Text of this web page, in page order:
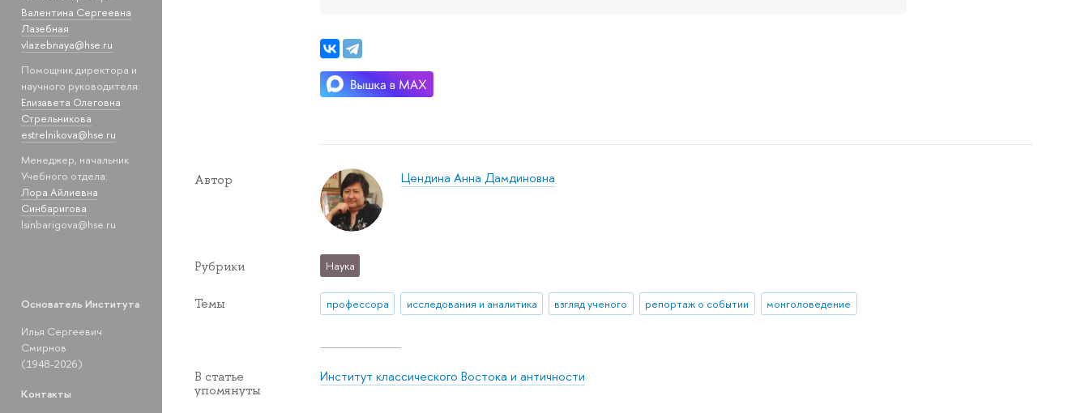
Валентина Сергеевна
Лазебная
vlazebnaya@hse.ru
Помощник директора и
научного руководителя:
Елизавета Олеговна
Стрельникова
estrelnikova@hse.ru
Менеджер, начальник
Учебного отдела:
Лора Айлиевна
Синбаригова
lsinbarigova@hse.ru
Основатель Института
Илья Сергеевич
Смирнов
(1948-2026)
Контакты
Автор Цендина Анна Дамдиновна
Рубрики Наука
Темы профессора исследования и аналитика взгляд ученого репортаж о событии монголоведение
В статье
упомянуты
Институт классического Востока и античности